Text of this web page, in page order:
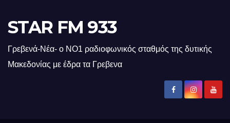
STAR FM 933
Γρεβενά-Νέα- ο ΝΟ1 ραδιοφωνικός σταθμός της δυτικής
Μακεδονίας με έδρα τα Γρεβενα